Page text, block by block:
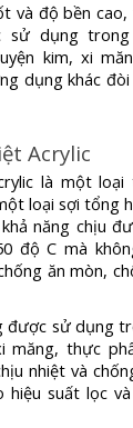
và độ bền
sử dụng trong
kim, xi
dụng khác
Acrylic
là một loại
loại sợi tổng
năng chịu
độ C mà
ăn mòn,
được sử dụng
măng, thực
nhiệt và
hiệu suất lọc